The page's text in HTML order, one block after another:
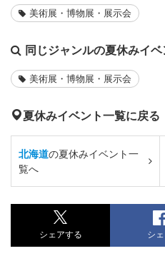
美術展・博物展・展示会
同じジャンルの夏休みイベ
美術展・博物展・展示会
夏休みイベント一覧に戻る
北海道の夏休みイベント一
覧へ
シェアする シ